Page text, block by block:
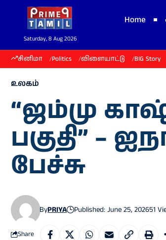
Saturday, 8 Aug 2026
Home
சினிமா Politics விளையாட்டு BIG Story
உலகம்
“ஜம்மு
பகுதி” –
பேச்சு
ByPRIYA Published: June 25, 202651
Share